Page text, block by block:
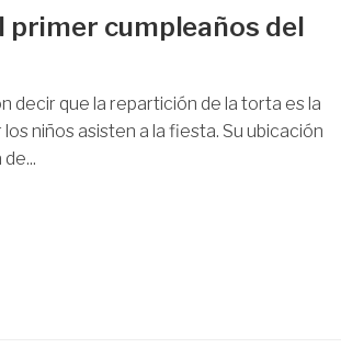
primer cumpleaños del
decir que la repartición de la torta es la
niños asisten a la fiesta. Su ubicación